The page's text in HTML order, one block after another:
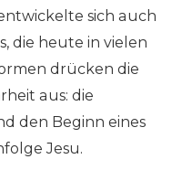
sich auch
die heute in vielen
drücken die
aus: die
den Beginn eines
Jesu.